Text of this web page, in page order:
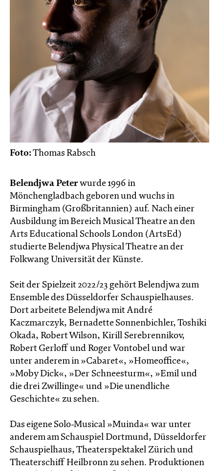
Foto:Thomas Rabsch
Belendjwa Peterwurde 1996 in
Mönchengladbach geboren und wuchs in
Birmingham (Großbritannien) auf. Nach einer
Ausbildung im Bereich Musical Theatre an den
Arts Educational Schools London (ArtsEd)
studierte Belendjwa Physical Theatre an der
Folkwang Universität der Künste.
Seit der Spielzeit 2022/23 gehört Belendjwa zum
Ensemble des Düsseldorfer Schauspielhauses.
Dort arbeitete Belendjwa mit André
Kaczmarczyk, Bernadette Sonnenbichler, Toshiki
Okada, Robert Wilson, Kirill Serebrennikov,
Robert Gerloff und Roger Vontobel und war
unter anderem in »Cabaret«, »Homeoffice«,
»Moby Dick«, »Der Schneesturm«, »Emil und
die drei Zwillinge« und »Die unendliche
Geschichte« zu sehen.
Das eigene Solo-Musical »Muinda« war unter
anderem am Schauspiel Dortmund, Düsseldorfer
Schauspielhaus, Theaterspektakel Zürich und
Theaterschiff Heilbronn zu sehen. Produktionen